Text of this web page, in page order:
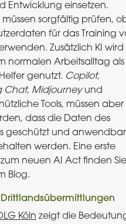
Entwicklung einsetzen​​.
sorgfältig prüfen,
für das Training
Zusätzlich KI wird
normalen Arbeitsalltag als
genutzt. Copilot,
Chat, Midjourneyund
Tools, müssen aber
dass die Daten des
geschützt und
werden. Eine erste
neuen AI Act finden Sie
Blog.
Köln zeigt die